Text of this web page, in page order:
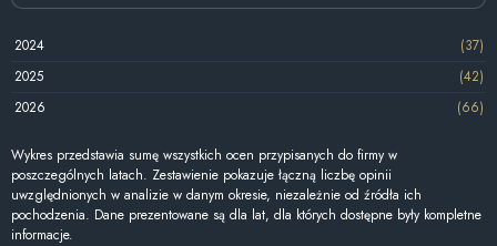
2024
(37)
2025
(42)
2026
(66)
Wykres przedstawia sumę wszystkich ocen przypisanych do firmy w
poszczególnych latach. Zestawienie pokazuje łączną liczbę opinii
uwzględnionych w analizie w danym okresie, niezależnie od źródła ich
pochodzenia. Dane prezentowane są dla lat, dla których dostępne były kompletne
informacje.